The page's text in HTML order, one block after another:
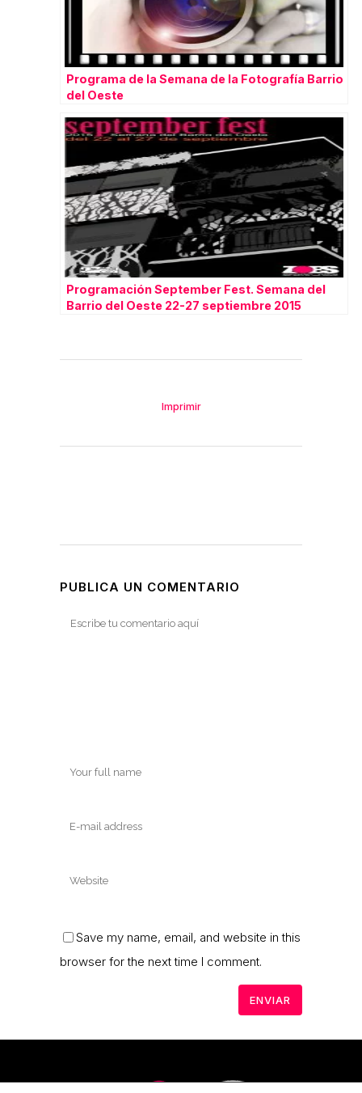
Programa de la Semana de la Fotografía Barrio
del Oeste
Programación September Fest. Semana del
Barrio del Oeste 22-27 septiembre 2015
Imprimir
PUBLICA UN COMENTARIO
Save my name, email, and website in this
browser for the next time I comment.